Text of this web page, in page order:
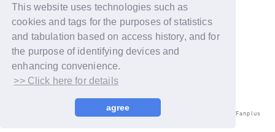
This website uses technologies such as
cookies and tags for the purposes of statistics
and tabulation based on access history, and for
the purpose of identifying devices and
enhancing convenience.
>> Click here for details
agree
Back
© LAPONE ENTERTAINMENT / Fanplus